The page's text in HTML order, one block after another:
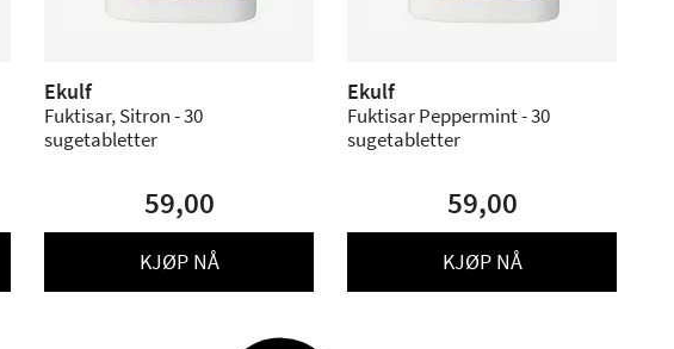
Ekulf
Fuktisar, Sitron - 30
sugetabletter
59,00
KJØP NÅ
Ekulf
Fuktisar Peppermint - 30
sugetabletter
59,00
KJØP NÅ